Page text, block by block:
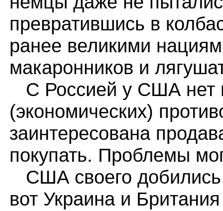
превратившись в
ранее великими
макаронников и
С Россией у США нет
(экономических)
заинтересована
покупать. Проблемы
США своего добились
вот Украина и